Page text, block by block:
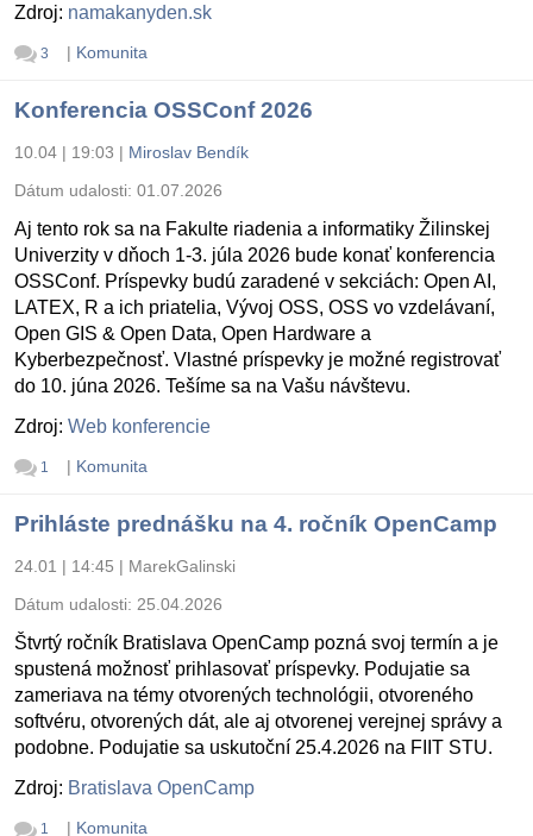
Zdroj: namakanyden.sk
3 | Komunita
Konferencia OSSConf 2026
10.04 | 19:03 | Miroslav Bendík
Dátum udalosti: 01.07.2026
Aj tento rok sa na Fakulte riadenia a informatiky Žilinskej
Univerzity v dňoch 1-3. júla 2026 bude konať konferencia
OSSConf. Príspevky budú zaradené v sekciách: Open AI,
LATEX, R a ich priatelia, Vývoj OSS, OSS vo vzdelávaní,
Open GIS & Open Data, Open Hardware a
Kyberbezpečnosť. Vlastné príspevky je možné registrovať
do 10. júna 2026. Tešíme sa na Vašu návštevu.
Zdroj: Web konferencie
1 | Komunita
Prihláste prednášku na 4. ročník OpenCamp
24.01 | 14:45 | MarekGalinski
Dátum udalosti: 25.04.2026
Štvrtý ročník Bratislava OpenCamp pozná svoj termín a je
spustená možnosť prihlasovať príspevky. Podujatie sa
zameriava na témy otvorených technológii, otvoreného
softvéru, otvorených dát, ale aj otvorenej verejnej správy a
podobne. Podujatie sa uskutoční 25.4.2026 na FIIT STU.
Zdroj: Bratislava OpenCamp
1 | Komunita